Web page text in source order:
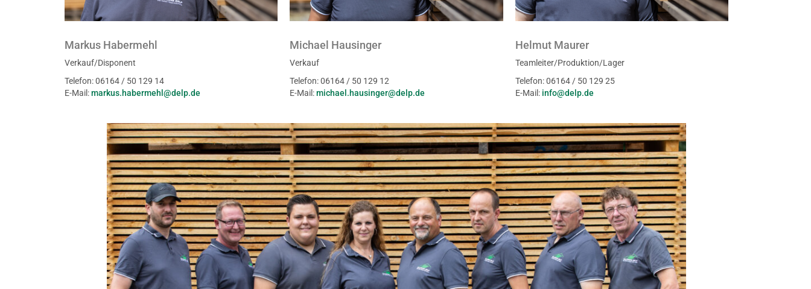
Markus Habermehl
Verkauf/Disponent
Telefon: 06164 / 50 129 14
E-Mail:markus.habermehl@delp.de
Michael Hausinger
Verkauf
Telefon: 06164 / 50 129 12
E-Mail:michael.hausinger@delp.de
Helmut Maurer
Teamleiter/Produktion/Lager
Telefon: 06164 / 50 129 25
E-Mail: info@delp.de